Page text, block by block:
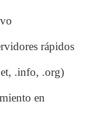
rápidos
.info, .org)
en